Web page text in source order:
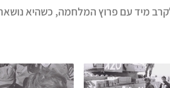
מיד עם פרוץ המלחמה, כשהיא